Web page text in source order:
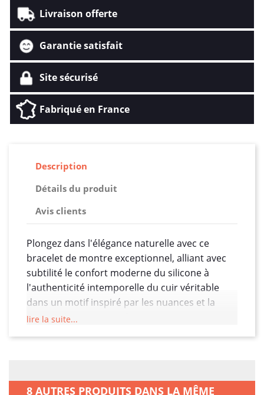
Livraison offerte
Garantie satisfait
Site sécurisé
Fabriqué en France
Description
Détails du produit
Avis clients
Plongez dans l'élégance naturelle avec ce
bracelet de montre exceptionnel, alliant avec
subtilité le confort moderne du silicone à
l'authenticité intemporelle du cuir véritable
dans un motif inspiré par les nuances et la
texture des pierres précieuses. Mesurant 22
poignet.
lire la suite...
8 AUTRES PRODUITS DANS LA MÊME